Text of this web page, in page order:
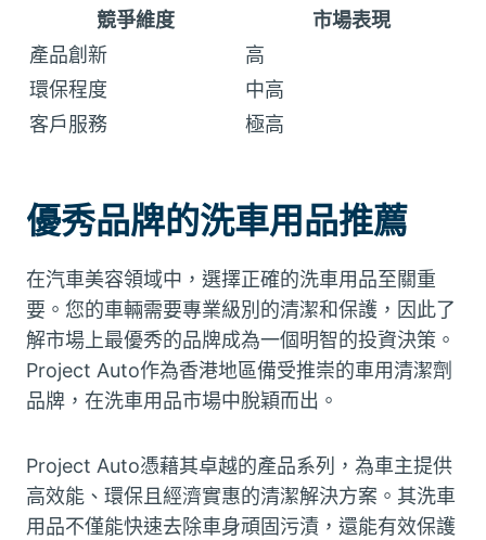
競爭維度
市場表現
產品創新
高
環保程度
中高
客戶服務
極高
優秀品牌的洗車用品推薦
在汽車美容領域中，選擇正確的洗車用品至關重
要。您的車輛需要專業級別的清潔和保護，因此了
解市場上最優秀的品牌成為一個明智的投資決策。
Project Auto作為香港地區備受推崇的車用清潔劑
品牌，在洗車用品市場中脫穎而出。
Project Auto憑藉其卓越的產品系列，為車主提供
高效能、環保且經濟實惠的清潔解決方案。其洗車
用品不僅能快速去除車身頑固污漬，還能有效保護